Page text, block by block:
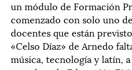
un módulo de Formación
comenzado con solo uno
docentes que están
«Celso Díaz» de Arnedo
música, tecnología y latín,